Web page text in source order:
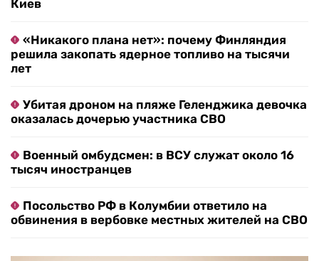
Киев
«Никакого плана нет»: почему Финляндия
решила закопать ядерное топливо на тысячи
лет
Убитая дроном на пляже Геленджика девочка
оказалась дочерью участника СВО
Военный омбудсмен: в ВСУ служат около 16
тысяч иностранцев
Посольство РФ в Колумбии ответило на
обвинения в вербовке местных жителей на СВО